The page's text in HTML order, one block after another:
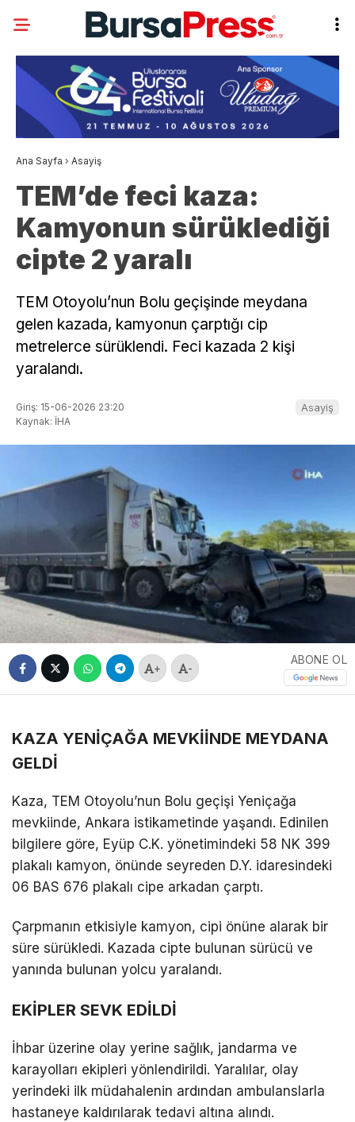
Ana Sayfa › Asayiş
TEM’de feci kaza:
Kamyonun sürüklediği
cipte 2 yaralı
TEM Otoyolu’nun Bolu geçişinde meydana
gelen kazada, kamyonun çarptığı cip
metrelerce sürüklendi. Feci kazada 2 kişi
yaralandı.
Giriş: 15-06-2026 23:20
Kaynak: İHA
Asayiş
+ -
ABONE OL
KAZA YENİÇAĞA MEVKİİNDE MEYDANA
GELDİ
Kaza, TEM Otoyolu’nun Bolu geçişi Yeniçağa
mevkiinde, Ankara istikametinde yaşandı. Edinilen
bilgilere göre, Eyüp C.K. yönetimindeki 58 NK 399
plakalı kamyon, önünde seyreden D.Y. idaresindeki
06 BAS 676 plakalı cipe arkadan çarptı.
Çarpmanın etkisiyle kamyon, cipi önüne alarak bir
süre sürükledi. Kazada cipte bulunan sürücü ve
yanında bulunan yolcu yaralandı.
EKİPLER SEVK EDİLDİ
İhbar üzerine olay yerine sağlık, jandarma ve
karayolları ekipleri yönlendirildi. Yaralılar, olay
yerindeki ilk müdahalenin ardından ambulanslarla
hastaneye kaldırılarak tedavi altına alındı.